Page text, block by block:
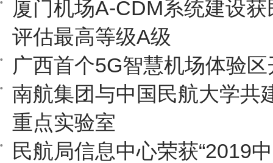
厦门机场A-CDM系统建设
评估最高等级A级
广西首个5G智慧机场体验区
南航集团与中国民航大学共
重点实验室
民航局信息中心荣获“2019